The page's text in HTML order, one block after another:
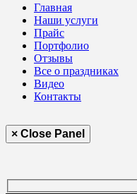
Главная
Наши услуги
Прайс
Портфолио
Отзывы
Все о праздниках
Видео
Контакты
× Close Panel